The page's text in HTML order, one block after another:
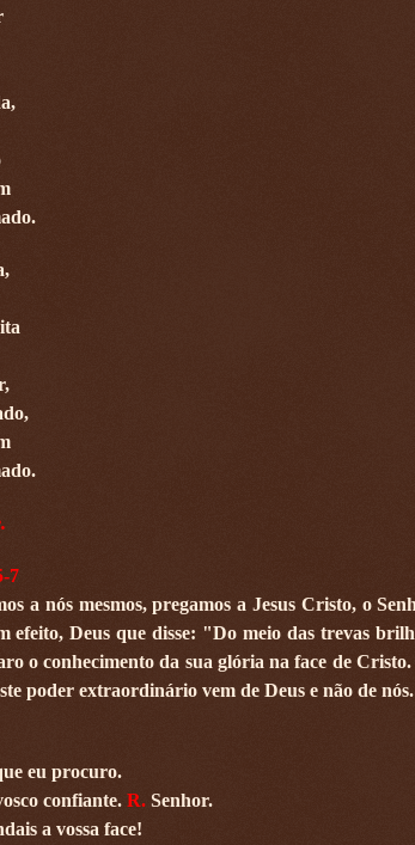
7
a nós mesmos, pregamos a Jesus Cristo, o
efeito, Deus que disse: "Do meio das trevas
o conhecimento da sua glória na face de
poder extraordinário vem de Deus e não de nós.
eu procuro.
confiante. R. Senhor.
a vossa face!